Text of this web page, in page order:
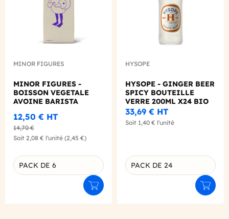
MINOR FIGURES
MINOR FIGURES -
BOISSON VEGETALE
AVOINE BARISTA
12,50 € HT
14,70 €
Soit 2,08 € l'unité (2,45 €)
Déclinaison du produit
PACK DE 6
Ajouter au panier
HYSOPE
HYSOPE - GINGER BEER
SPICY BOUTEILLE
VERRE 200ML X24 BIO
33,69 € HT
Soit 1,40 € l'unité
Déclinaison du produit
PACK DE 24